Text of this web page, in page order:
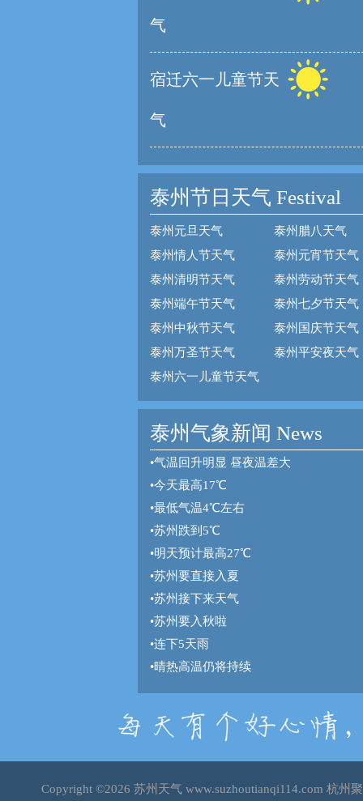
气
宿迁六一儿童节天
气
泰州节日天气 Festival
泰州元旦天气
泰州腊八天气
泰州情人节天气
泰州元宵节天气
泰州清明节天气
泰州劳动节天气
泰州端午节天气
泰州七夕节天气
泰州中秋节天气
泰州国庆节天气
泰州万圣节天气
泰州平安夜天气
泰州六一儿童节天气
泰州气象新闻 News
•气温回升明显 昼夜温差大
•今天最高17℃
•最低气温4℃左右
•苏州跌到5℃
•明天预计最高27℃
•苏州要直接入夏
•苏州接下来天气
•苏州要入秋啦
•连下5天雨
•晴热高温仍将持续
Copyright ©2026 苏州天气www.suzhoutianqi114.com 杭州